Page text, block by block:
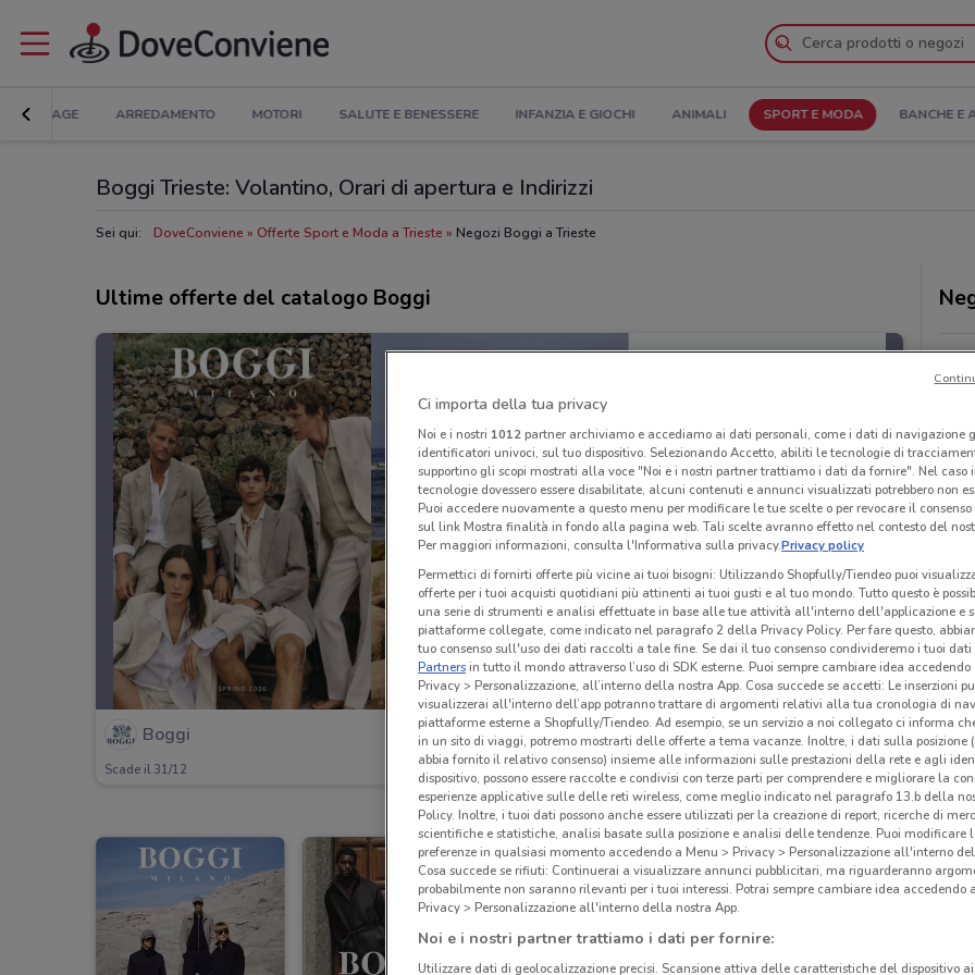
BRICOLAGE ARREDAMENTO MOTORI SALUTE E BENESSERE INFANZIA E GIOCHI ANIMALI SPORT E MODA BANCHE E
Boggi Trieste: Volantino, Orari di apertura e Indirizzi
Sei qui: DoveConviene Offerte Sport e Moda a Trieste Negozi Boggi a Trieste
Ultime offerte del catalogo Boggi
Boggi
Scade il 31/12 139 m
la
Le
alla
Ci importa della tua privacy
Noi e i nostri 1012partner archiviamo e accediamo ai dati personali, come i dati di navigazione
identificatori univoci, sul tuo dispositivo. Selezionando Accetto, abiliti le tecnologie di
supportino gli scopi mostrati alla voce "Noi e i nostri partner trattiamo i dati da fornire". Nel caso
tecnologie dovessero essere disabilitate, alcuni contenuti e annunci visualizzati potrebbero non
Puoi accedere nuovamente a questo menu per modificare le tue scelte o per revocare il
sul link Mostra finalità in fondo alla pagina web. Tali scelte avranno effetto nel contesto del
Per maggiori informazioni, consulta l'Informativa sulla privacy.Privacy policy
Permettici di fornirti offerte più vicine ai tuoi bisogni: Utilizzando Shopfully/Tiendeo puoi
offerte per i tuoi acquisti quotidiani più attinenti ai tuoi gusti e al tuo mondo. Tutto questo è
una serie di strumenti e analisi effettuate in base alle tue attività all'interno dell'applicazione e
piattaforme collegate, come indicato nel paragrafo 2 della Privacy Policy. Per fare questo,
tuo consenso sull'uso dei dati raccolti a tale fine. Se dai il tuo consenso condivideremo i tuoi dati
Partnersin tutto il mondo attraverso l’uso di SDK esterne. Puoi sempre cambiare idea accedendo
Privacy > Personalizzazione, all’interno della nostra App. Cosa succede se accetti: Le inserzioni
visualizzerai all'interno dell’app potranno trattare di argomenti relativi alla tua cronologia di
piattaforme esterne a Shopfully/Tiendeo. Ad esempio, se un servizio a noi collegato ci informa
in un sito di viaggi, potremo mostrarti delle offerte a tema vacanze. Inoltre, i dati sulla posizione
abbia fornito il relativo consenso) insieme alle informazioni sulle prestazioni della rete e agli
dispositivo, possono essere raccolte e condivisi con terze parti per comprendere e migliorare la
esperienze applicative sulle delle reti wireless, come meglio indicato nel paragrafo 13.b della
Policy. Inoltre, i tuoi dati possono anche essere utilizzati per la creazione di report, ricerche di
scientifiche e statistiche, analisi basate sulla posizione e analisi delle tendenze. Puoi modificare
preferenze in qualsiasi momento accedendo a Menu > Privacy > Personalizzazione all'interno
Cosa succede se rifiuti: Continuerai a visualizzare annunci pubblicitari, ma riguarderanno
probabilmente non saranno rilevanti per i tuoi interessi. Potrai sempre cambiare idea accedendo
Privacy > Personalizzazione all'interno della nostra App.
Noi e i nostri partner trattiamo i dati per fornire:
Utilizzare dati di geolocalizzazione precisi. Scansione attiva delle caratteristiche del dispositivo